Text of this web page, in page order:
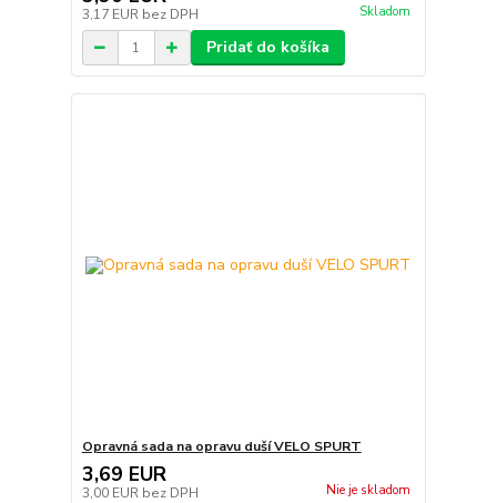
3,17 EUR bez DPH Skladom
Pridať do košíka
Opravná sada na opravu duší VELO SPURT
3,69 EUR
3,00 EUR bez DPH Nie je skladom